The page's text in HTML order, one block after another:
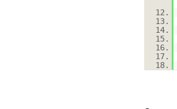
12.
13.
14.
15.
16.
17.
18.